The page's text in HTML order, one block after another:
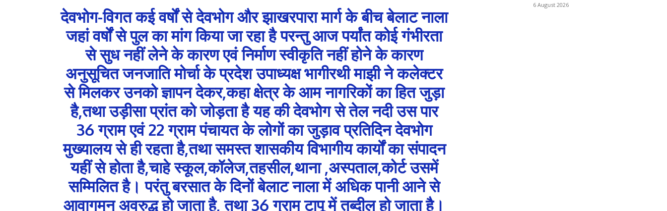
देवभोग-विगत कई वर्षों से देवभोग और झाखरपारा मार्ग के बीच बेलाट नाला
जहां वर्षों से पुल का मांग किया जा रहा है परन्तु आज पर्यांत कोई गंभीरता
से सुध नहीं लेने के कारण एवं निर्माण स्वीकृति नहीं होने के कारण
अनुसूचित जनजाति मोर्चा के प्रदेश उपाध्यक्ष भागीरथी माझी ने कलेक्टर
से मिलकर उनको ज्ञापन देकर,कहा क्षेत्र के आम नागरिकों का हित जुड़ा
है,तथा उड़ीसा प्रांत को जोड़ता है यह की देवभोग से तेल नदी उस पार
36 ग्राम एवं 22 ग्राम पंचायत के लोगों का जुड़ाव प्रतिदिन देवभोग
मुख्यालय से ही रहता है,तथा समस्त शासकीय विभागीय कार्यों का संपादन
यहीं से होता है,चाहे स्कूल,कॉलेज,तहसील,थाना ,अस्पताल,कोर्ट उसमें
सम्मिलित है। परंतु बरसात के दिनों बेलाट नाला में अधिक पानी आने से
आवागमन अवरुद्ध हो जाता है, तथा 36 ग्राम टापू में तब्दील हो जाता है।
6 August 2026